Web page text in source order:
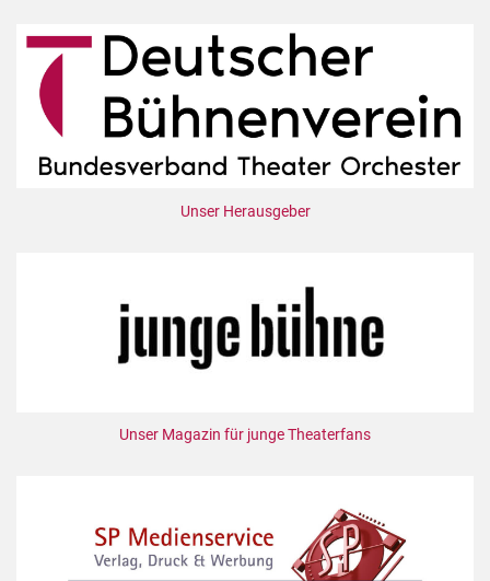
Unser Herausgeber
Unser Magazin für junge Theaterfans